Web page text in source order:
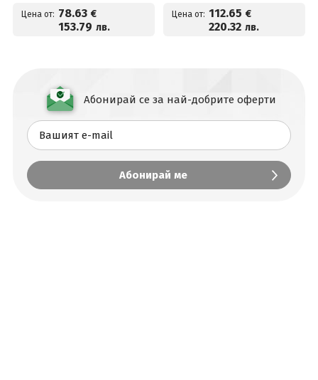
Цена от: 78.63 €
153.79 лв.
деца до 12г
Цена от: 112.65 €
220.32 лв.
Абонирай се за най-добрите оферти